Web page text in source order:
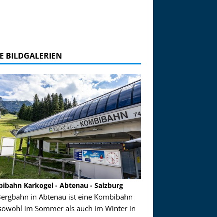
BILDGALERIEN
Karkogel - Abtenau - Salzburg
in Abtenau ist eine Kombibahn
im Sommer als auch im Winter in